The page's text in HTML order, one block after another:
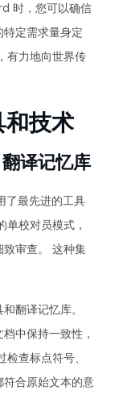
时，您可以确信
定需求量身定
有力地向世界传
技术
译记忆库
了最先进的工具
校对员模式，
审查。 这种集
翻译记忆库。
中保持一致性，
查标点符号、
合原始文本的意